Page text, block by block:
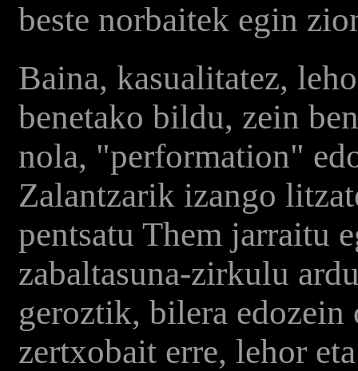
beste norbaitek egin
Baina, kasualitatez,
benetako bildu, zein
nola, "performation"
Zalantzarik izango
pentsatu Them jarraitu
zabaltasuna-zirkulu
geroztik, bilera
zertxobait erre, lehor